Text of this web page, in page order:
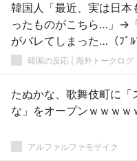
韓国人「最近、実は日本
ったものがこちら…」→
がバレてしまった…（ﾌﾞ
韓国の反応 | 海外トークログ
たぬかな、歌舞伎町に「
な」をオープンｗｗｗｗ
アルファルファモザイク